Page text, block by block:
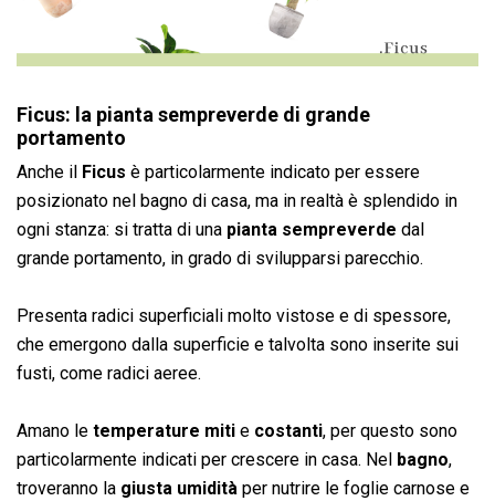
Ficus: la pianta sempreverde di grande
portamento
Anche il Ficus è particolarmente indicato per essere
posizionato nel bagno di casa, ma in realtà è splendido in
ogni stanza: si tratta di una pianta sempreverde dal
grande portamento, in grado di svilupparsi parecchio.
Presenta radici superficiali molto vistose e di spessore,
che emergono dalla superficie e talvolta sono inserite sui
fusti, come radici aeree.
Amano le temperature miti e costanti, per questo sono
particolarmente indicati per crescere in casa. Nel bagno,
troveranno la giusta umidità per nutrire le foglie carnose e